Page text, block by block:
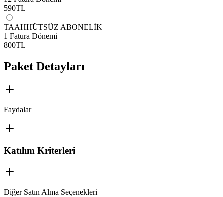
590TL
TAAHHÜTSÜZ ABONELİK
1 Fatura Dönemi
800TL
Paket Detayları
Faydalar
Katılım Kriterleri
Diğer Satın Alma Seçenekleri